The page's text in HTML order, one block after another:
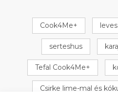
Cook4Me+ leves
serteshus
Tefal Cook4Me+
Csirke lime-mal és